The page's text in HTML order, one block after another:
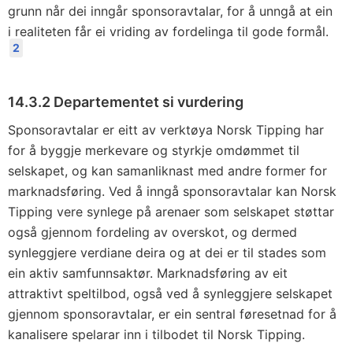
grunn når dei inngår sponsoravtalar, for å unngå at ein
i realiteten får ei vriding av fordelinga til gode formål.
2
14.3.2 Departementet si vurdering
Sponsoravtalar er eitt av verktøya Norsk Tipping har
for å byggje merkevare og styrkje omdømmet til
selskapet, og kan samanliknast med andre former for
marknadsføring. Ved å inngå sponsoravtalar kan Norsk
Tipping vere synlege på arenaer som selskapet støttar
også gjennom fordeling av overskot, og dermed
synleggjere verdiane deira og at dei er til stades som
ein aktiv samfunnsaktør. Marknadsføring av eit
attraktivt speltilbod, også ved å synleggjere selskapet
gjennom sponsoravtalar, er ein sentral føresetnad for å
kanalisere spelarar inn i tilbodet til Norsk Tipping.